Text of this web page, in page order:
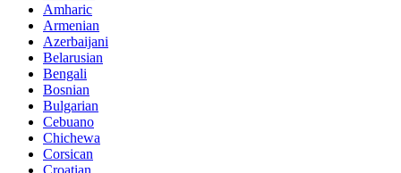
Amharic
Armenian
Azerbaijani
Belarusian
Bengali
Bosnian
Bulgarian
Cebuano
Chichewa
Corsican
Croatian